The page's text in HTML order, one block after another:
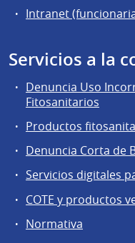
Intranet
Servicios a la
Denuncia Uso
Fitosanitarios
Productos
Denuncia Corta de
Servicios digitales
COTE y productos
Normativa